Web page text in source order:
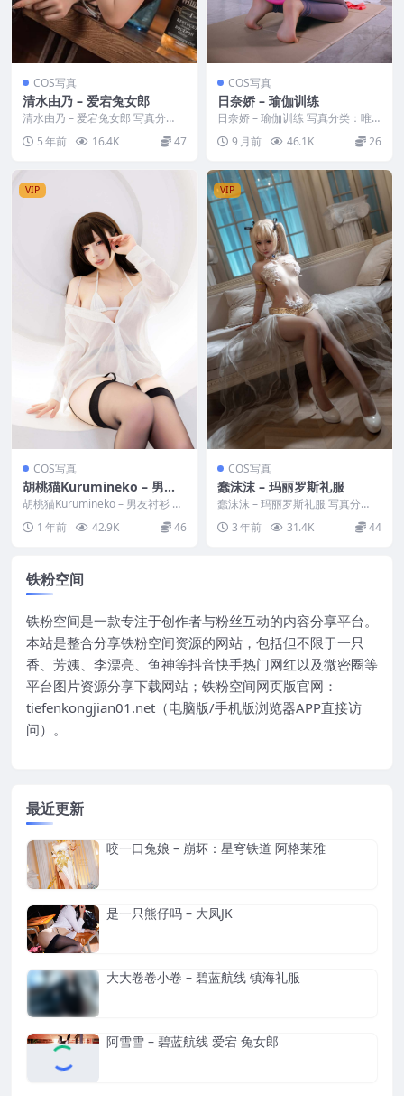
COS写真
清水由乃 – 爱宕兔女郎
清水由乃 – 爱宕兔女郎 写真分
类：唯美，参与模特：清水由乃
[套图大小]：[4...
5 年前 16.4K 47
COS写真
日奈娇 – 瑜伽训练
日奈娇 – 瑜伽训练 写真分类：唯
美，参与模特：日奈娇 [资源大
小]：[166P...
9 月前 46.1K 26
VIP
COS写真
胡桃猫Kurumineko – 男友
衬衫
胡桃猫Kurumineko – 男友衬衫 写
真分类：唯美，参与模特：胡桃猫
[资...1 年前 42.9K 46
VIP
COS写真
蠢沫沫 – 玛丽罗斯礼服
蠢沫沫 – 玛丽罗斯礼服 写真分
类：唯美，参与模特：蠢沫沫 [套
图大小]：[40...
3 年前 31.4K 44
铁粉空间
铁粉空间是一款专注于创作者与粉丝互动的内容分享平台。
本站是整合分享铁粉空间资源的网站，包括但不限于一只
香、芳姨、李漂亮、鱼神等抖音快手热门网红以及微密圈等
平台图片资源分享下载网站；铁粉空间网页版官网：
tiefenkongjian01.net（电脑版/手机版浏览器APP直接访
问）。
最近更新
咬一口兔娘 – 崩坏：星穹铁道 阿格莱雅
是一只熊仔吗 – 大凤JK
大大卷卷小卷 – 碧蓝航线 镇海礼服
阿雪雪 – 碧蓝航线 爱宕 兔女郎